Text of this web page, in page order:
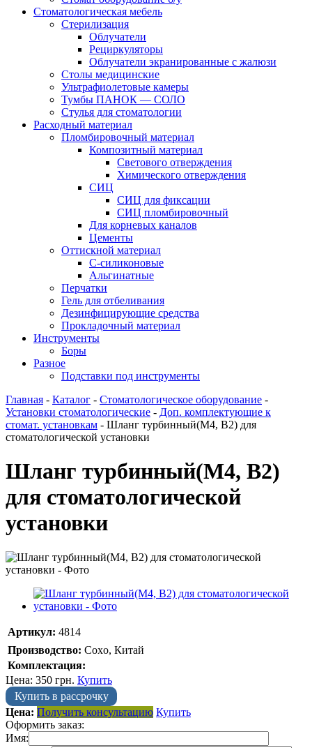
Стоматологическая мебель
Стерилизация
Облучатели
Рециркуляторы
Облучатели экранированные с жалюзи
Столы медицинские
Ультрафиолетовые камеры
Тумбы ПАНОК — СОЛО
Стулья для стоматологии
Расходный материал
Пломбировочный материал
Композитный материал
Светового отверждения
Химического отверждения
СИЦ
СИЦ для фиксации
СИЦ пломбировочный
Для корневых каналов
Цементы
Оттискной материал
С-силиконовые
Альгинатные
Перчатки
Гель для отбеливания
Дезинфицирующие средства
Прокладочный материал
Инструменты
Боры
Разное
Подставки под инструменты
Главная - Каталог - Стоматологическое оборудование -
Установки стоматологические - Доп. комплектующие к
стомат. установкам - Шланг турбинный(М4, В2) для
стоматологической установки
Шланг турбинный(М4, В2)
для стоматологической
установки
Артикул: 4814
Производство: Coxo, Китай
Комплектация:
Цена: 350 грн. Купить
Купить в рассрочку
Цена: Получить консультацию Купить
Оформить заказ:
Имя: